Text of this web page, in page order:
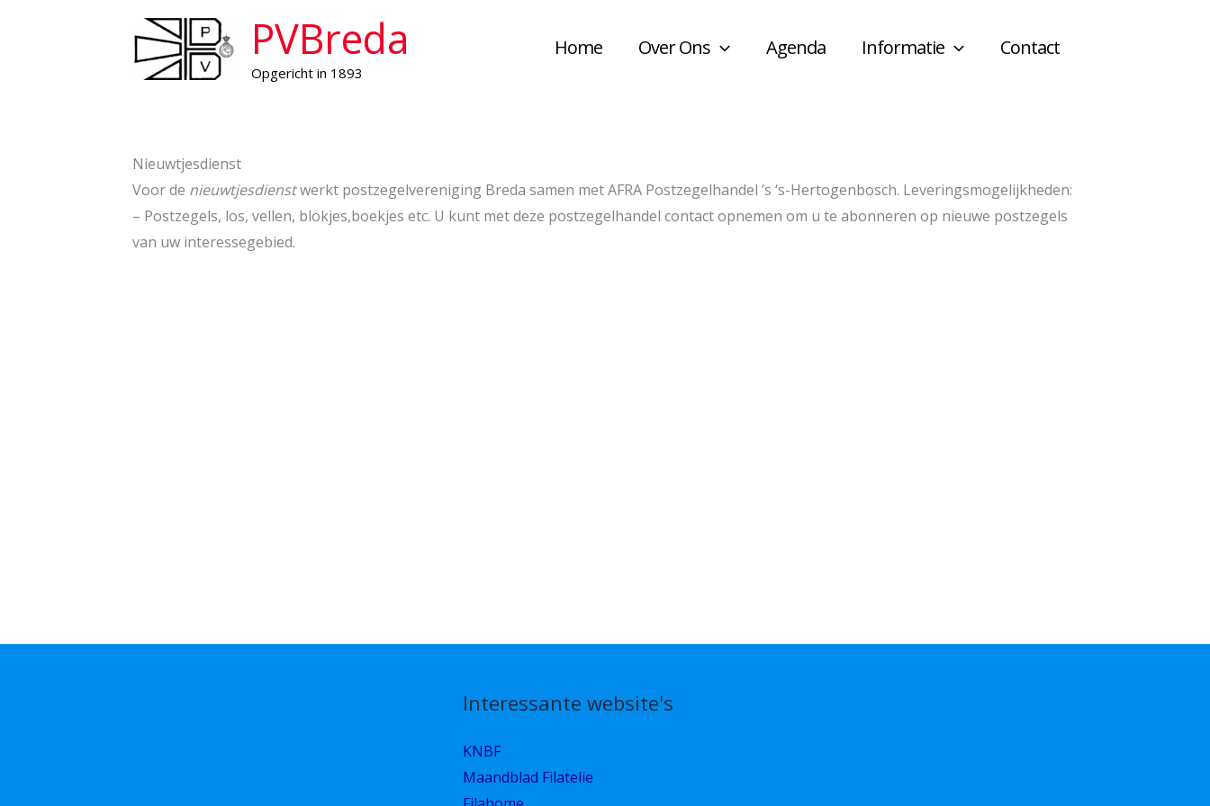
PVBreda
Opgericht in 1893
Home Over Ons Agenda Informatie Contact
Nieuwtjesdienst
Voor de nieuwtjesdienstwerkt postzegelvereniging Breda samen met AFRA Postzegelhandel ’s ‘s-Hertogenbosch. Leveringsmogelijkheden:
– Postzegels, los, vellen, blokjes,boekjes etc. U kunt met deze postzegelhandel contact opnemen om u te abonneren op nieuwe postzegels
van uw interessegebied.
Interessante website's
KNBF
Maandblad Filatelie